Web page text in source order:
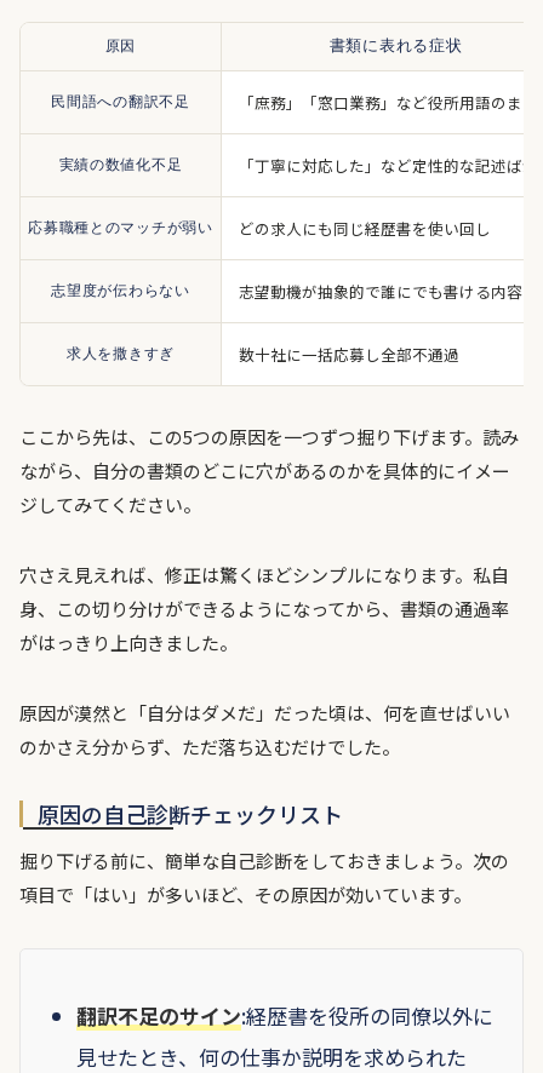
原因 書類に表れる症状
民間語への翻訳不足 「庶務」「窓口業務」など役所用語のまま
実績の数値化不足 「丁寧に対応した」など定性的な記述ばか
応募職種とのマッチが弱い どの求人にも同じ経歴書を使い回し
志望度が伝わらない 志望動機が抽象的で誰にでも書ける内容
求人を撒きすぎ 数十社に一括応募し全部不通過
ここから先は、この5つの原因を一つずつ掘り下げます。読み
ながら、自分の書類のどこに穴があるのかを具体的にイメー
ジしてみてください。
穴さえ見えれば、修正は驚くほどシンプルになります。私自
身、この切り分けができるようになってから、書類の通過率
がはっきり上向きました。
原因が漠然と「自分はダメだ」だった頃は、何を直せばいい
のかさえ分からず、ただ落ち込むだけでした。
原因の自己診断チェックリスト
掘り下げる前に、簡単な自己診断をしておきましょう。次の
項目で「はい」が多いほど、その原因が効いています。
翻訳不足のサイン:経歴書を役所の同僚以外に
見せたとき、何の仕事か説明を求められた